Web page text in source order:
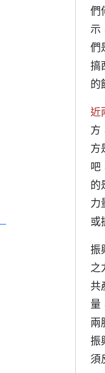
們
示
們
搞
的
近
方
方
吧
的
力
或
振
之
共
量
兩
振
須